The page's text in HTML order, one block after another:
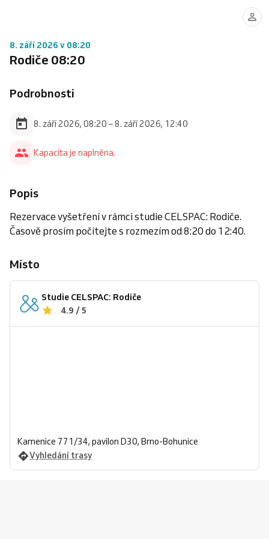
8. září 2026 v 08:20
Rodiče 08:20
Podrobnosti
8. září 2026, 08:20 – 8. září 2026, 12:40
Kapacita je naplněna.
Popis
Rezervace vyšetření v rámci studie CELSPAC: Rodiče.
Časově prosím počítejte s rozmezím od 8:20 do 12:40.
Místo
Studie CELSPAC: Rodiče
4.9 / 5
Kamenice 771/34, pavilon D30, Brno-Bohunice
Vyhledání trasy